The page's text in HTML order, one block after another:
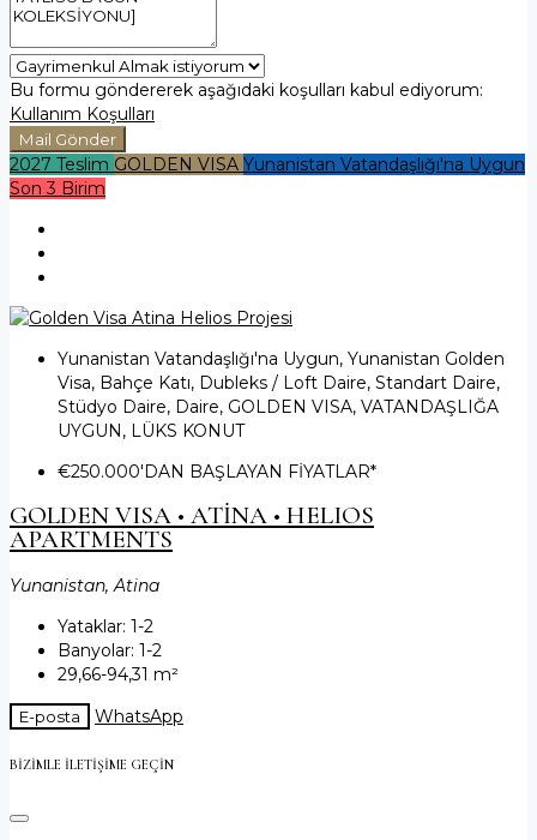
Bu formu göndererek aşağıdaki koşulları kabul ediyorum:
Kullanım Koşulları
Mail Gönder
2027 Teslim GOLDEN VISA Yunanistan Vatandaşlığı'na Uygun
Son 3 Birim
Yunanistan Vatandaşlığı'na Uygun, Yunanistan Golden
Visa, Bahçe Katı, Dubleks / Loft Daire, Standart Daire,
Stüdyo Daire, Daire, GOLDEN VISA, VATANDAŞLIĞA
UYGUN, LÜKS KONUT
€250.000'DAN BAŞLAYAN FİYATLAR*
GOLDEN VISA • ATİNA • HELIOS
APARTMENTS
Yunanistan, Atina
Yataklar: 1-2
Banyolar: 1-2
29,66-94,31 m²
E-posta WhatsApp
BIZIMLE ILETIŞIME GEÇIN